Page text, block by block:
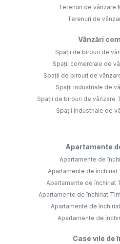
Terenuri de vânzare
Terenuri de
Vânzări
Spații de birouri de
Spații comerciale de
Spații de birouri de
Spații industriale de
Spații de birouri de vânzare
Spații industriale de
Apartamente
Apartamente de
Apartamente de închiriat
Apartamente de închiriat
Apartamente de închiriat
Apartamente de
Apartamente de
Case vile de